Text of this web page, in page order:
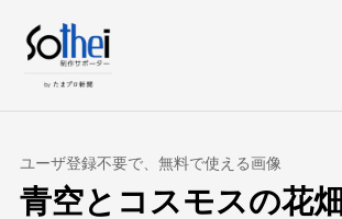
ユーザ登録不要で、無料で使える画像
青空とコスモスの花畑